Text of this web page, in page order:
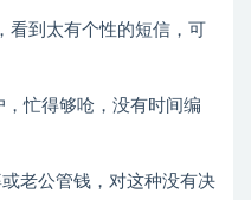
看到太有个性的短信，可
忙得够呛，没有时间编
老公管钱，对这种没有决